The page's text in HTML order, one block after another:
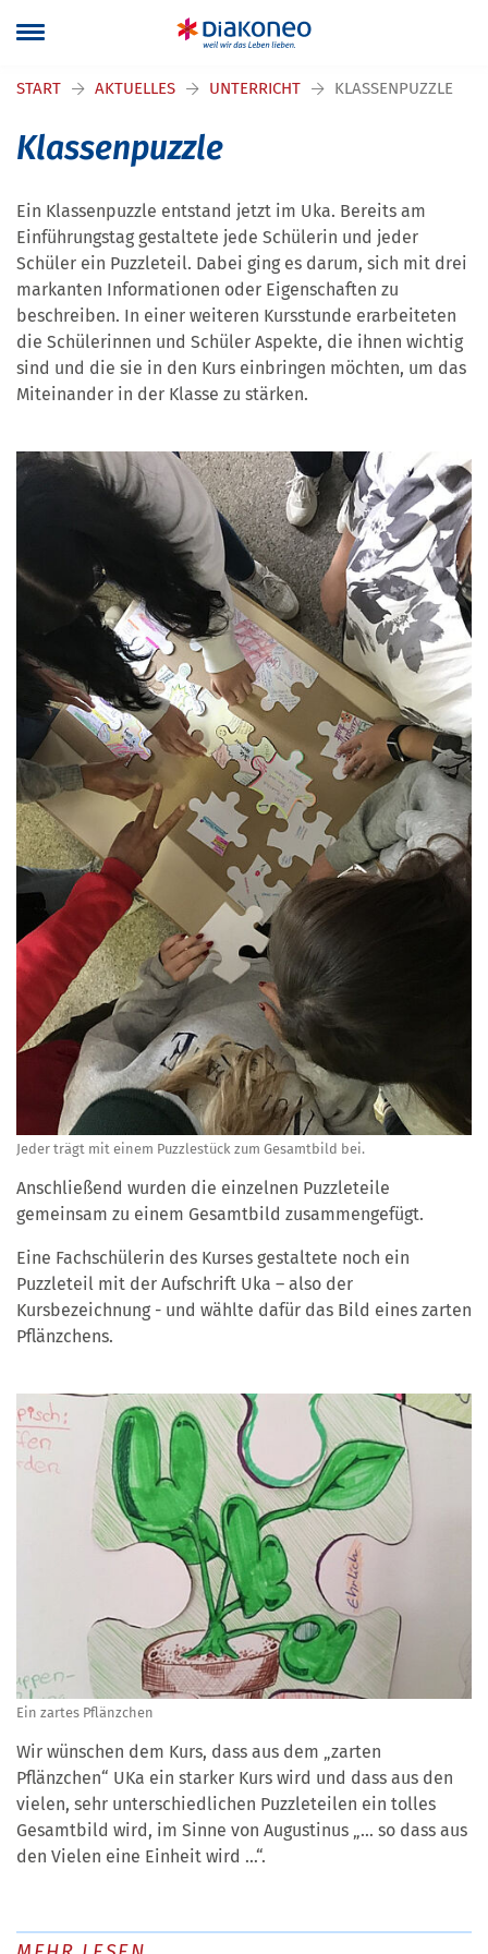
START AKTUELLES UNTERRICHT KLASSENPUZZLE
Klassenpuzzle
Ein Klassenpuzzle entstand jetzt im Uka. Bereits am
Einführungstag gestaltete jede Schülerin und jeder
Schüler ein Puzzleteil. Dabei ging es darum, sich mit drei
markanten Informationen oder Eigenschaften zu
beschreiben. In einer weiteren Kursstunde erarbeiteten
die Schülerinnen und Schüler Aspekte, die ihnen wichtig
sind und die sie in den Kurs einbringen möchten, um das
Miteinander in der Klasse zu stärken.
Jeder trägt mit einem Puzzlestück zum Gesamtbild bei.
Anschließend wurden die einzelnen Puzzleteile
gemeinsam zu einem Gesamtbild zusammengefügt.
Eine Fachschülerin des Kurses gestaltete noch ein
Puzzleteil mit der Aufschrift Uka – also der
Kursbezeichnung - und wählte dafür das Bild eines zarten
Pflänzchens.
Ein zartes Pflänzchen
Wir wünschen dem Kurs, dass aus dem „zarten
Pflänzchen“ UKa ein starker Kurs wird und dass aus den
vielen, sehr unterschiedlichen Puzzleteilen ein tolles
Gesamtbild wird, im Sinne von Augustinus „… so dass aus
den Vielen eine Einheit wird …“.